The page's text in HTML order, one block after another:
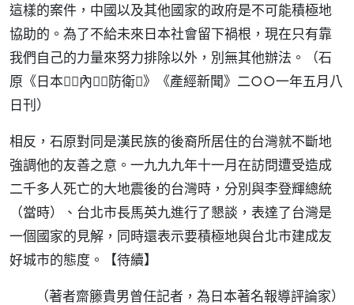
這樣的案件，中國以及其他國家的政府是不可能積極地
協助的。為了不給未來日本社會留下禍根，現在只有靠
我們自己的力量來努力排除以外，別無其他辦法。（石
原《日本／內防衛》《產經新聞》二○○一年五月八
日刊）
相反，石原對同是漢民族的後裔所居住的台灣就不斷地
強調他的友善之意。一九九九年十一月在訪問遭受造成
二千多人死亡的大地震後的台灣時，分別與李登輝總統
（當時）、台北市長馬英九進行了懇談，表達了台灣是
一個國家的見解，同時還表示要積極地與台北市建成友
好城市的態度。【待續】
（著者齋籐貴男曾任記者，為日本著名報導評論家）